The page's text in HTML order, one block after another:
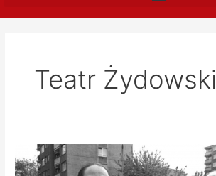
Teatr Żydowski
Recenzja
spektaklu